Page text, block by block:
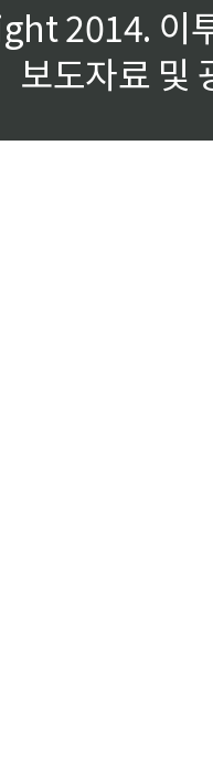
2014. 이
보도자료